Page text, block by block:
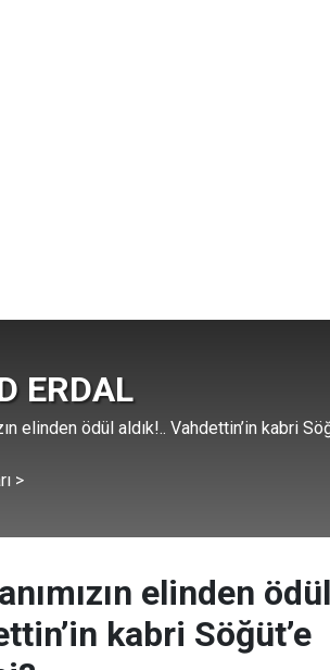
ERDAL
elinden ödül aldık!.. Vahdettin’in kabri
>
elinden ödül
kabri Söğüt’e